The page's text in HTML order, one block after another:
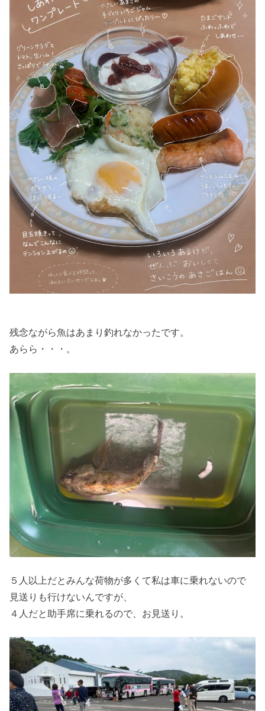
残念ながら魚はあまり釣れなかったです。
あらら・・・。
５人以上だとみんな荷物が多くて私は車に乗れないので
見送りも行けないんですが、
４人だと助手席に乗れるので、お見送り。